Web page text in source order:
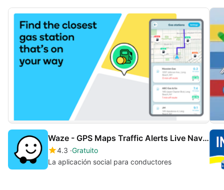
Waze - GPS Maps Traffic Alerts Live Navigation
4.3 Gratuito
La aplicación social para conductores